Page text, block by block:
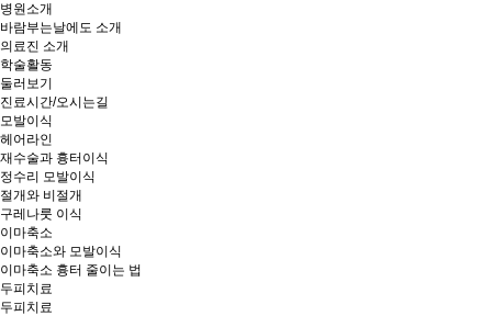
병원소개
바람부는날에도 소개
의료진 소개
학술활동
둘러보기
진료시간/오시는길
모발이식
헤어라인
재수술과 흉터이식
정수리 모발이식
절개와 비절개
구레나룻 이식
이마축소
이마축소와 모발이식
이마축소 흉터 줄이는 법
두피치료
두피치료